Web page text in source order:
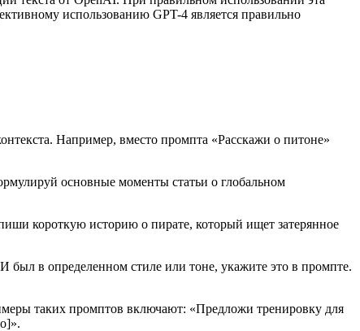
использованию GPT-4 является правильно
Например, вместо промпта «Расскажи о питоне»
основные моменты статьи о глобальном
короткую историю о пирате, который ищет затерянное
был в определенном стиле или тоне, укажите это в промпте.
таких промптов включают: «Предложи тренировку для